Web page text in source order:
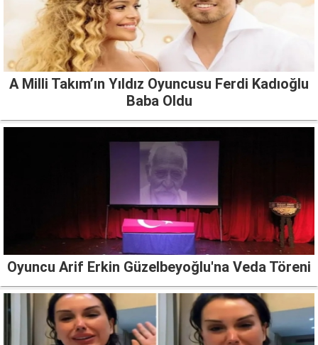
A Milli Takım’ın Yıldız Oyuncusu Ferdi Kadıoğlu
Baba Oldu
Oyuncu Arif Erkin Güzelbeyoğlu'na Veda Töreni